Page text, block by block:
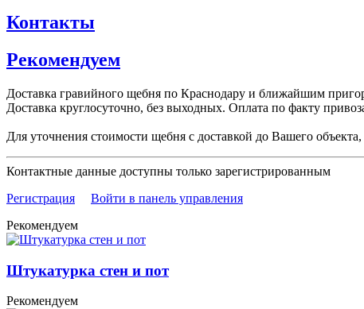
Контакты
Рекомендуем
Доставка гравийного щебня по Краснодару и ближайшим
Доставка круглосуточно, без выходных. Оплата по факту
Для уточнения стоимости щебня с доставкой до Вашего объекта,
Контактные данные доступны только зарегистрированным
Регистрация
Войти в панель управления
Рекомендуем
Штукатурка стен и пот
Рекомендуем